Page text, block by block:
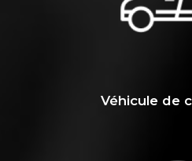
Véhicule de